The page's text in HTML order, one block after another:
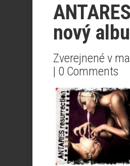
nový
Zverejnené v
| 0 Comments